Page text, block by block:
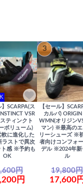
】SCARPA(ス
VSR
ティンクト
ボリューム)
に進化した
ストで異次
ト感 ※予約も
OK
円
円
3
【セール】
カルパ) ORIGIN
WMN(オリジン
マン) ※最高のエ
リーシューズ ※
者向けコンフォ
デル ※2024年新
ル
19,800円
17,600円